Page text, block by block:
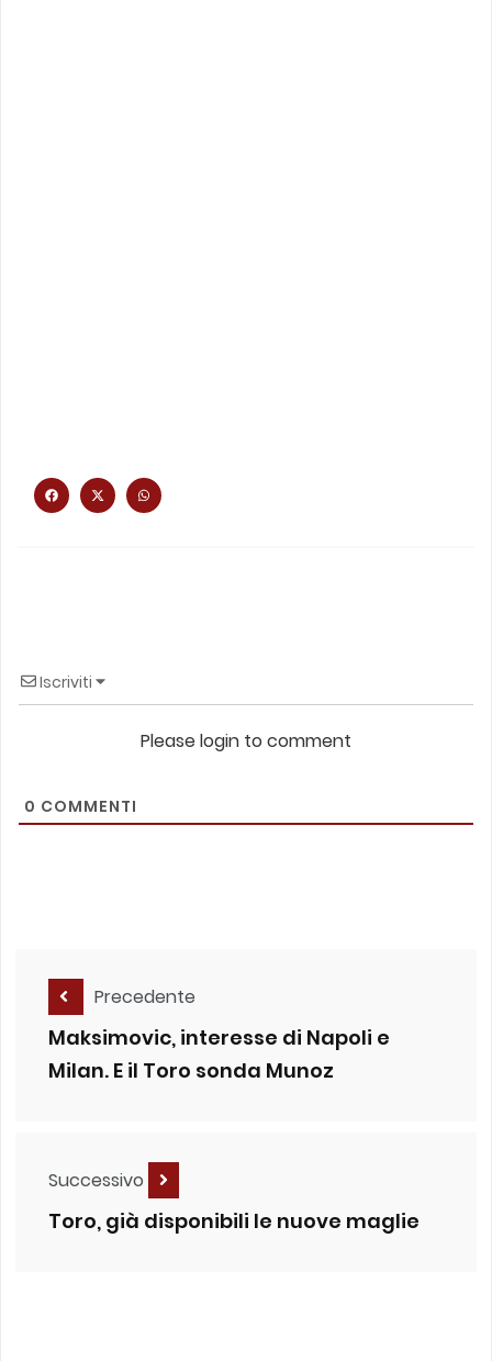
Iscriviti
Please login to comment
0 COMMENTI
Precedente
Maksimovic, interesse di Napoli e
Milan. E il Toro sonda Munoz
Successivo
Toro, già disponibili le nuove maglie